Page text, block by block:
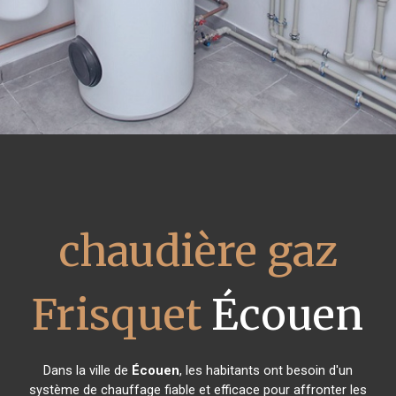
chaudière gaz
Frisquet Écouen
Dans la ville de Écouen, les habitants ont besoin d'un
système de chauffage fiable et efficace pour affronter les